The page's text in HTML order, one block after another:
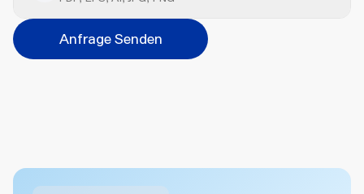
Position
Bitte wählen...
Anfrage Senden